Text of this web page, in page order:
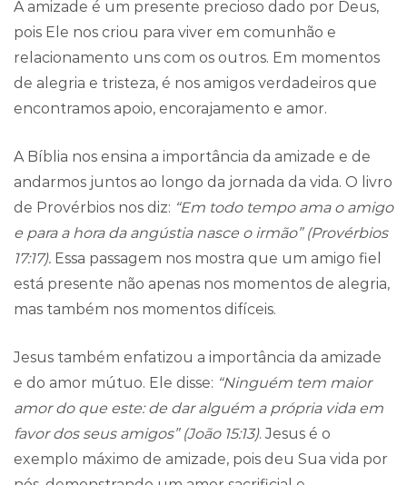
A amizade é um presente precioso dado por Deus,
pois Ele nos criou para viver em comunhão e
relacionamento uns com os outros. Em momentos
de alegria e tristeza, é nos amigos verdadeiros que
encontramos apoio, encorajamento e amor.
A Bíblia nos ensina a importância da amizade e de
andarmos juntos ao longo da jornada da vida. O livro
de Provérbios nos diz: “Em todo tempo ama o amigo
e para a hora da angústia nasce o irmão” (Provérbios
17:17). Essa passagem nos mostra que um amigo fiel
está presente não apenas nos momentos de alegria,
mas também nos momentos difíceis.
Jesus também enfatizou a importância da amizade
e do amor mútuo. Ele disse: “Ninguém tem maior
amor do que este: de dar alguém a própria vida em
favor dos seus amigos” (João 15:13). Jesus é o
exemplo máximo de amizade, pois deu Sua vida por